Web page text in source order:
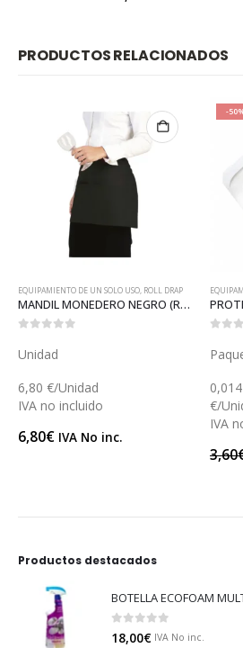
PRODUCTOS RELACIONADOS
EQUIPAMIENTO DE UN SOLO USO, ROLL DRAP
MANDIL MONEDERO NEGRO (ROLL12)
Unidad
6,80 €/Unidad
IVA no incluido
6,80€ IVA No inc.
-
€/
IVA
3,60
Productos destacados
BOTELLA ECOFOAM
0 out of 5
18,00€ IVA No inc.